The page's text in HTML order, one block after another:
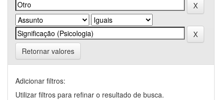
Retornar valores
Adicionar filtros:
Utilizar filtros para refinar o resultado de busca.